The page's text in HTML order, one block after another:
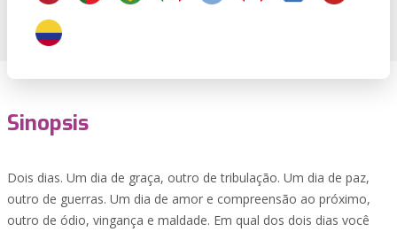
Sinopsis
Dois dias. Um dia de graça, outro de tribulação. Um dia de paz,
outro de guerras. Um dia de amor e compreensão ao próximo,
outro de ódio, vingança e maldade. Em qual dos dois dias você